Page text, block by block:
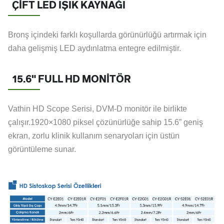
ÇİFT LED IŞIK KAYNAĞI
Bronş içindeki farklı koşullarda görünürlüğü artırmak için
daha gelişmiş LED aydınlatma entegre edilmiştir.
15.6" FULL HD MONİTÖR
Vathin HD Scope Serisi, DVM-D monitör ile birlikte
çalışır.1920×1080 piksel çözünürlüğe sahip 15.6” geniş
ekran, zorlu klinik kullanım senaryoları için üstün
görüntüleme sunar.